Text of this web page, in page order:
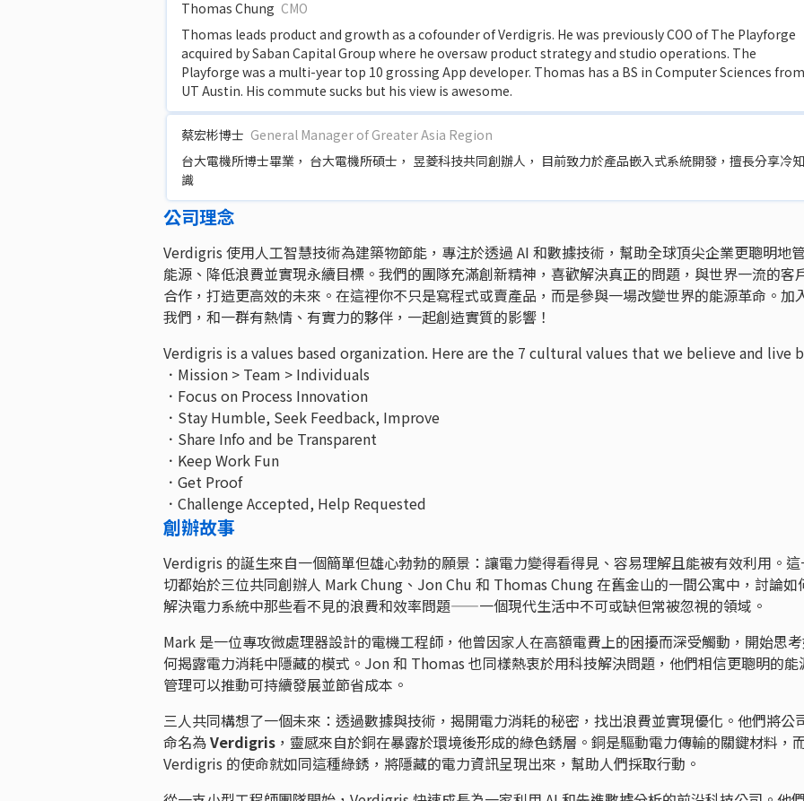
Thomas Chung CMO
Thomas leads product and growth as a cofounder of Verdigris. He was previously COO of The Playforge
acquired by Saban Capital Group where he oversaw product strategy and studio operations. The
Playforge was a multi-year top 10 grossing App developer. Thomas has a BS in Computer Sciences from
UT Austin. His commute sucks but his view is awesome.
蔡宏彬博士 General Manager of Greater Asia Region
台大電機所博士畢業， 台大電機所碩士， 昱菱科技共同創辦人， 目前致力於產品嵌入式系統開發，擅長分享冷知
識
公司理念
Verdigris 使用人工智慧技術為建築物節能，專注於透過 AI 和數據技術，幫助全球頂尖企業更聰明地
能源、降低浪費並實現永續目標。我們的團隊充滿創新精神，喜歡解決真正的問題，與世界一流的客
合作，打造更高效的未來。在這裡你不只是寫程式或賣產品，而是參與一場改變世界的能源革命。加
我們，和一群有熱情、有實力的夥伴，一起創造實質的影響！
Verdigris is a values based organization. Here are the 7 cultural values that we believe and live
．Mission > Team > Individuals
．Focus on Process Innovation
．Stay Humble, Seek Feedback, Improve
．Share Info and be Transparent
．Keep Work Fun
．Get Proof
．Challenge Accepted, Help Requested
創辦故事
Verdigris 的誕生來自一個簡單但雄心勃勃的願景：讓電力變得看得見、容易理解且能被有效利用。
切都始於三位共同創辦人 Mark Chung、Jon Chu 和 Thomas Chung 在舊金山的一間公寓中，討論如
解決電力系統中那些看不見的浪費和效率問題——一個現代生活中不可或缺但常被忽視的領域。
Mark 是一位專攻微處理器設計的電機工程師，他曾因家人在高額電費上的困擾而深受觸動，開始思
何揭露電力消耗中隱藏的模式。Jon 和 Thomas 也同樣熱衷於用科技解決問題，他們相信更聰明的能
管理可以推動可持續發展並節省成本。
三人共同構想了一個未來：透過數據與技術，揭開電力消耗的秘密，找出浪費並實現優化。他們將公
命名為Verdigris ，靈感來自於銅在暴露於環境後形成的綠色銹層。銅是驅動電力傳輸的關鍵材料，
Verdigris 的使命就如同這種綠銹，將隱藏的電力資訊呈現出來，幫助人們採取行動。